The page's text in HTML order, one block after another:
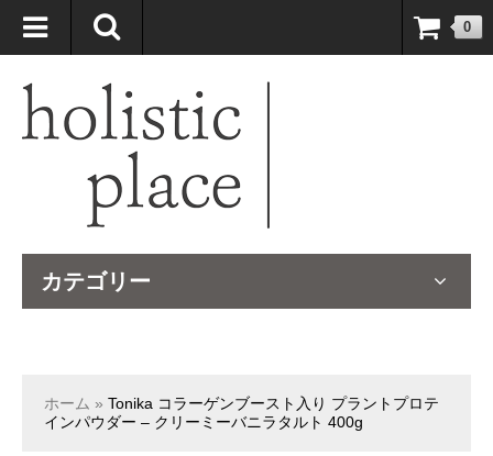
自然療法大国のオーストラリアより、臨床経験＆知識の豊富なナチュ
ロパスが厳選したサプリメントや ナチュラルグッズをお届けします！
0
カテゴリー
ホーム » Tonika コラーゲンブースト入り プラントプロテ
インパウダー – クリーミーバニラタルト 400g